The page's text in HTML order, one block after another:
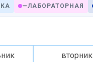
—ЛАБОРАТОРНАЯ
вторник